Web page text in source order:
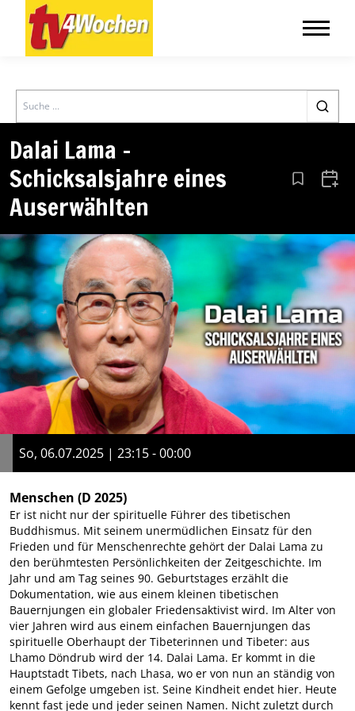
Search
Dalai Lama –
Schicksalsjahre eines
Auserwählten
Aus den
So, 06.07.2025 | 23:15 - 00:00
Menschen (D 2025)
Er ist nicht nur der spirituelle Führer des tibetischen
Buddhismus. Mit seinem unermüdlichen Einsatz für den
Frieden und für Menschenrechte gehört der Dalai Lama zu
den berühmtesten Persönlichkeiten der Zeitgeschichte. Im
Jahr und am Tag seines 90. Geburtstages erzählt die
Dokumentation, wie aus einem kleinen tibetischen
Bauernjungen ein globaler Friedensaktivist wird. Im Alter von
vier Jahren wird aus einem einfachen Bauernjungen das
spirituelle Oberhaupt der Tibeterinnen und Tibeter: aus
Lhamo Döndrub wird der 14. Dalai Lama. Er kommt in die
Hauptstadt Tibets, nach Lhasa, wo er von nun an ständig von
einem Gefolge umgeben ist. Seine Kindheit endet hier. Heute
kennt fast jede und jeder seinen Namen. Nicht zuletzt durch